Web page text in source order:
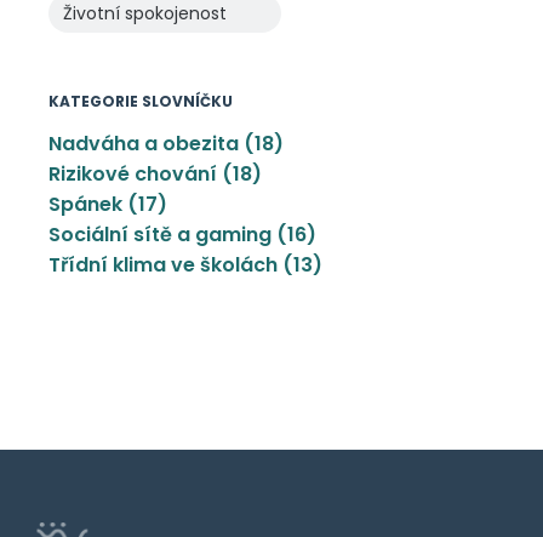
Životní spokojenost
KATEGORIE SLOVNÍČKU
Nadváha a obezita (18)
Rizikové chování (18)
Spánek (17)
Sociální sítě a gaming (16)
Třídní klima ve školách (13)